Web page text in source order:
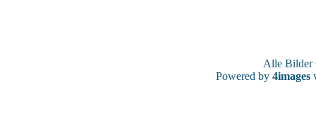
Alle
Powered by 4images